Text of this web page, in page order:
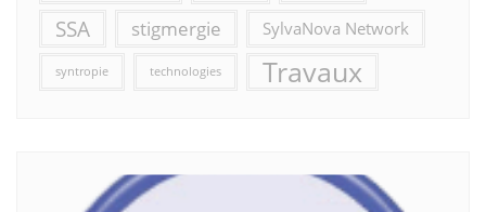
SSA stigmergie SylvaNova Network
syntropie technologies Travaux